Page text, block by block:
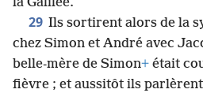
29 Ils sortirent alors de la
chez Simon et André avec
belle-mère de Simon+ était
fièvre ; et aussitôt ils parlèrent